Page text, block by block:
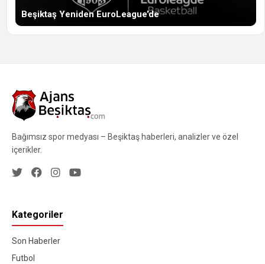
Beşiktaş Yeniden EuroLeague’de
Bağımsız spor medyası – Beşiktaş haberleri, analizler ve özel
içerikler.
Kategoriler
Son Haberler
Futbol